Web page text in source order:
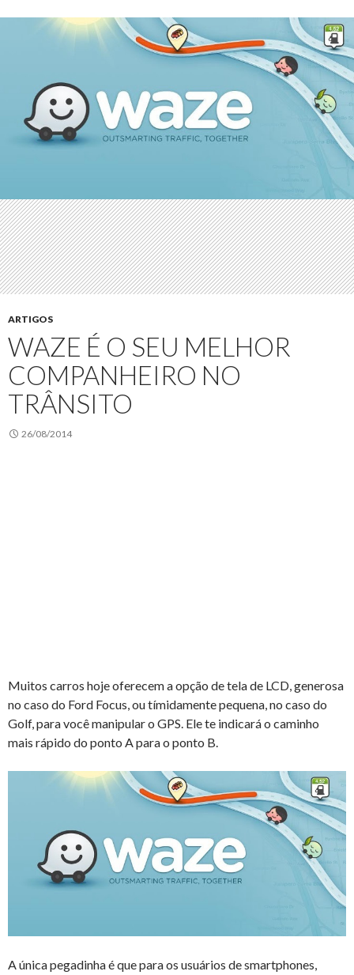
ARTIGOS
WAZE É O SEU MELHOR
COMPANHEIRO NO
TRÂNSITO
26/08/2014
Muitos carros hoje oferecem a opção de tela de LCD, generosa
no caso do Ford Focus, ou tímidamente pequena, no caso do
Golf, para você manipular o GPS. Ele te indicará o caminho
mais rápido do ponto A para o ponto B.
A única pegadinha é que para os usuários de smartphones,